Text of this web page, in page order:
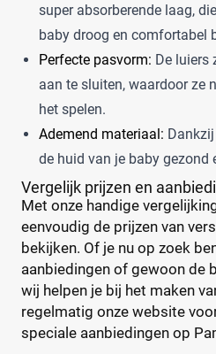
super absorberende laag,
baby droog en comfortabel
Perfecte pasvorm: De luiers
aan te sluiten, waardoor ze
het spelen.
Ademend materiaal:
de huid van je baby gezond
Vergelijk prijzen en
Met onze handige
eenvoudig de prijzen van
bekijken. Of je nu op zoek
aanbiedingen of gewoon de
wij helpen je bij het maken
regelmatig onze website
speciale aanbiedingen op